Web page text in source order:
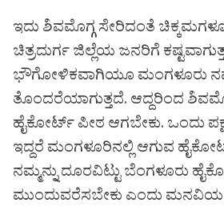
ಇದು ಶಿವಮೊಗ್ಗ ಸೇರಿದಂತೆ
ಚಿತ್ರದುರ್ಗ ಜಿಲ್ಲೆಯ ಜನರಿಗೆ
ಭೌಗೋಳಿಕವಾಗಿಯೂ ಮಂಗಳೂರು
ತೊಂದರೆಯಾಗುತ್ತದೆ. ಆದ್ದರಿಂದ
ಹೈಕೋರ್ಟ್ ಪೀಠ ಆಗಬೇಕು. ಒಂದು
ಇದ್ದರೆ ಮಂಗಳೂರಿನಲ್ಲಿ ಆಗುವ
ನಮ್ಮನ್ನು ದೂರವಿಟ್ಟು ಬೆಂಗಳೂರು
ಮುಂದುವರೆಸಬೇಕು ಎಂದು